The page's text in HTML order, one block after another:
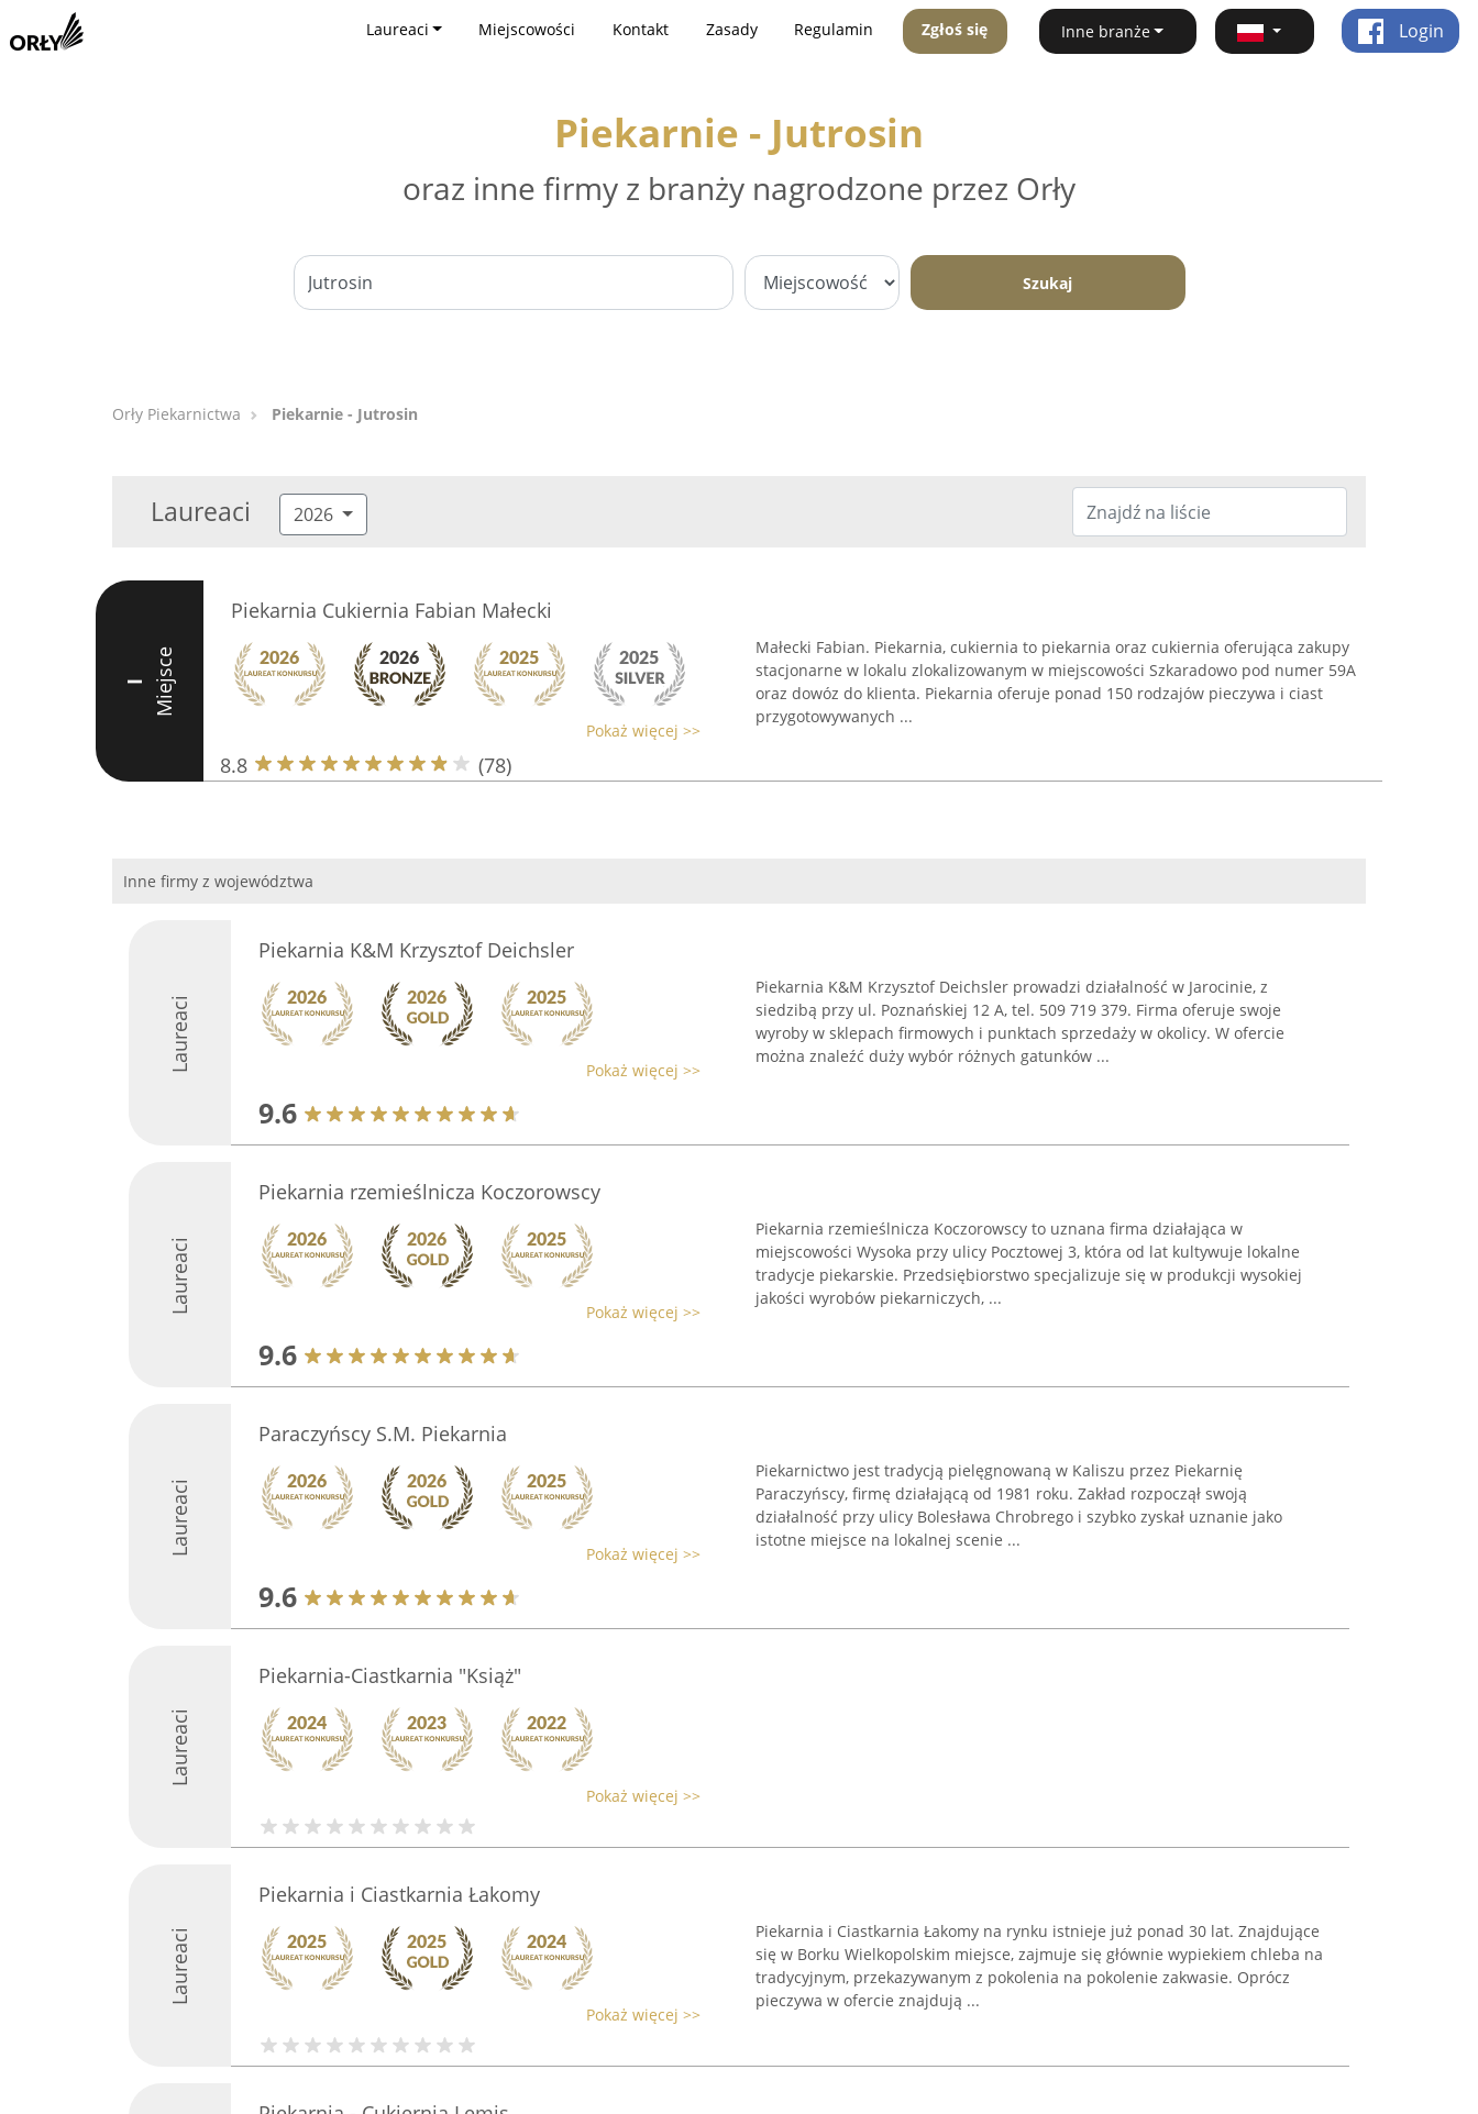
Laureaci Miejscowości Kontakt Zasady Regulamin Zgłoś się Inne branże Login
Piekarnie - Jutrosin
oraz inne firmy z branży nagrodzone przez Orły
Szukaj
Orły Piekarnictwa Piekarnie - Jutrosin
Laureaci 2026
I Miejsce
Piekarnia Cukiernia Fabian Małecki
Pokaż więcej >>
8.8 (78)
Małecki Fabian. Piekarnia, cukiernia to piekarnia oraz cukiernia oferująca zakupy
stacjonarne w lokalu zlokalizowanym w miejscowości Szkaradowo pod numer 59A
oraz dowóz do klienta. Piekarnia oferuje ponad 150 rodzajów pieczywa i ciast
przygotowywanych ...
Inne firmy z województwa
Laureaci
Piekarnia K&M Krzysztof Deichsler
Pokaż więcej >>
9.6
Piekarnia K&M Krzysztof Deichsler prowadzi działalność w Jarocinie, z
siedzibą przy ul. Poznańskiej 12 A, tel. 509 719 379. Firma oferuje swoje
wyroby w sklepach firmowych i punktach sprzedaży w okolicy. W ofercie
można znaleźć duży wybór różnych gatunków ...
Laureaci
Piekarnia rzemieślnicza Koczorowscy
Pokaż więcej >>
9.6
Piekarnia rzemieślnicza Koczorowscy to uznana firma działająca w
miejscowości Wysoka przy ulicy Pocztowej 3, która od lat kultywuje lokalne
tradycje piekarskie. Przedsiębiorstwo specjalizuje się w produkcji wysokiej
jakości wyrobów piekarniczych, ...
Laureaci
Paraczyńscy S.M. Piekarnia
Pokaż więcej >>
9.6
Piekarnictwo jest tradycją pielęgnowaną w Kaliszu przez Piekarnię
Paraczyńscy, firmę działającą od 1981 roku. Zakład rozpoczął swoją
działalność przy ulicy Bolesława Chrobrego i szybko zyskał uznanie jako
istotne miejsce na lokalnej scenie ...
Laureaci
Piekarnia-Ciastkarnia "Książ"
Pokaż więcej >>
Laureaci
Piekarnia i Ciastkarnia Łakomy
Pokaż więcej >>
Piekarnia i Ciastkarnia Łakomy na rynku istnieje już ponad 30 lat. Znajdujące
się w Borku Wielkopolskim miejsce, zajmuje się głównie wypiekiem chleba na
tradycyjnym, przekazywanym z pokolenia na pokolenie zakwasie. Oprócz
pieczywa w ofercie znajdują ...